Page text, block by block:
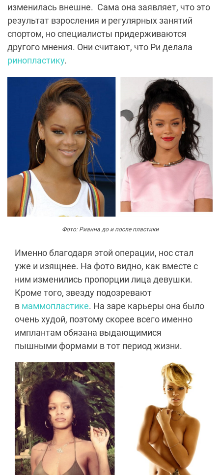
изменилась внешне. Сама она заявляет, что это
результат взросления и регулярных занятий
спортом, но специалисты придерживаются
другого мнения. Они считают, что Ри делала
ринопластику.
Фото: Рианна до и после пластики
Именно благодаря этой операции, нос стал
уже и изящнее. На фото видно, как вместе с
ним изменились пропорции лица девушки.
Кроме того, звезду подозревают
в маммопластике. На заре карьеры она было
очень худой, поэтому скорее всего именно
имплантам обязана выдающимися
пышными формами в тот период жизни.